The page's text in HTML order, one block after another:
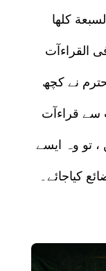
کلھا
القراءآت
نے کچھ
قراءآت
، تو وہ ایسے
کیاجائے۔